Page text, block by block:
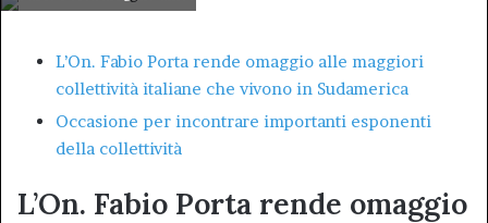
L’On. Fabio Porta rende omaggio alle maggiori
collettività italiane che vivono in Sudamerica
Occasione per incontrare importanti esponenti
della collettività
L’On. Fabio Porta rende omaggio